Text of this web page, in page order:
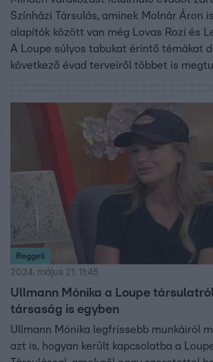
Színházi Társulás, aminek Molnár Áron
alapítók között van még Lovas Rozi és
A Loupe súlyos tabukat érintő témákat
következő évad terveiről többet is
tapasztalait beépíteni a színészi
az is kiderül, miért tartja cikinek, hogy
függetlenül kell dolgozniuk az államtól.
Reggeli
2024. május 21. 11:45
Ullmann Mónika a Loupe
társaság is egyben
Ullmann Mónika legfrissebb munkáiról
azt is, hogyan került kapcsolatba a